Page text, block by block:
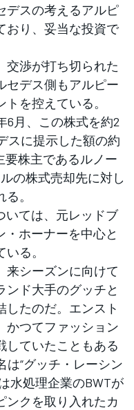
デスの考えるアルピ
おり、妥当な投資で
渉が打ち切られた
セデス側もアルピー
を控えている。
6月、この株式を約2
スに提示した額の約
要株主であるルノー
の株式売却先に対し
。
いては、元レッドブ
・ホーナーを中心と
る。
シーズンに向けて
ンド大手のグッチと
したのだ。エンスト
かつてファッション
していたこともある
は“グッチ・レーシン
水処理企業のBWTが
ンクを取り入れたカ